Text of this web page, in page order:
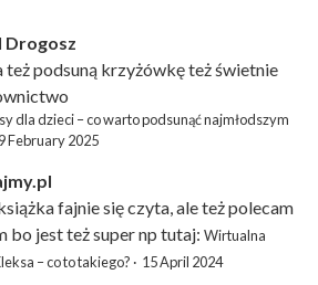
Drogosz
też podsuną krzyżówkęteż świetnie
dla dzieci – co warto podsunąć najmłodszym
February 2025
fajnie się czyta, ale też polecam
bo jest też super np tutaj: Wirtualna
– co to takiego? · 15 April 2024